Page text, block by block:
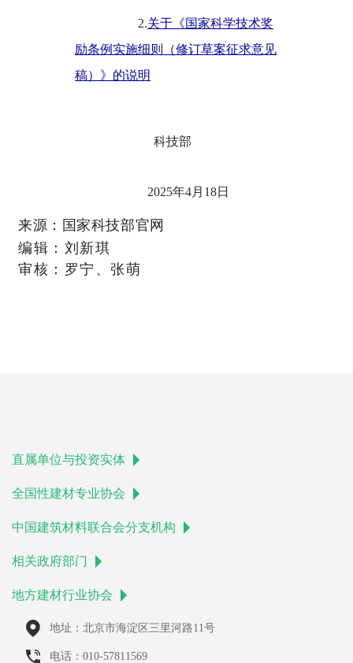
2.关于《国家科学技术奖
励条例实施细则（修订草案征求意见
稿）》的说明
科技部
2025年4月18日
来源：国家科技部官网
编辑：刘新琪
审核：罗宁、张萌
直属单位与投资实体
全国性建材专业协会
中国建筑材料联合会分支机构
相关政府部门
地方建材行业协会
地址：北京市海淀区三里河路11号
电话：010-57811569